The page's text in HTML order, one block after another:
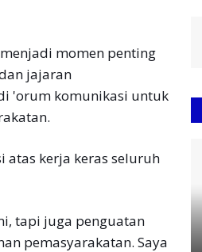
momen penting
jajaran
'orum komunikasi untuk
atas kerja keras seluruh
tapi juga penguatan
pemasyarakatan. Saya